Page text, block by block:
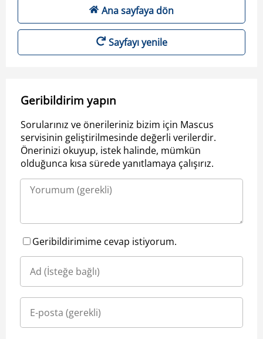
Ana sayfaya dön
Sayfayı yenile
Geribildirim yapın
Sorularınız ve önerileriniz bizim için Mascus
servisinin geliştirilmesinde değerli verilerdir.
Önerinizi okuyup, istek halinde, mümkün
olduğunca kısa sürede yanıtlamaya çalışırız.
Geribildirimime cevap istiyorum.